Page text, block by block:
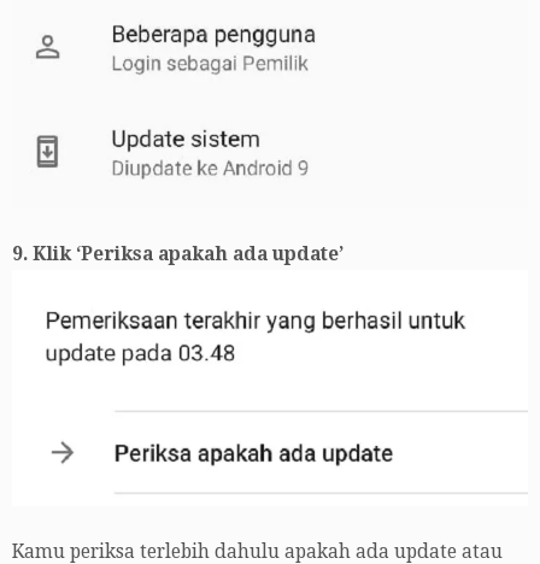
9. Klik ‘Periksa apakah ada update’
Kamu periksa terlebih dahulu apakah ada update atau